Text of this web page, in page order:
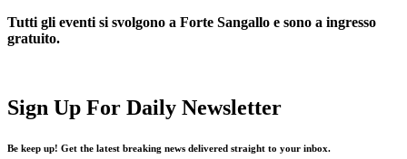
Tutti gli eventi si svolgono a Forte Sangallo e sono a ingresso
gratuito.
Sign Up For Daily Newsletter
Be keep up! Get the latest breaking news delivered straight to your inbox.